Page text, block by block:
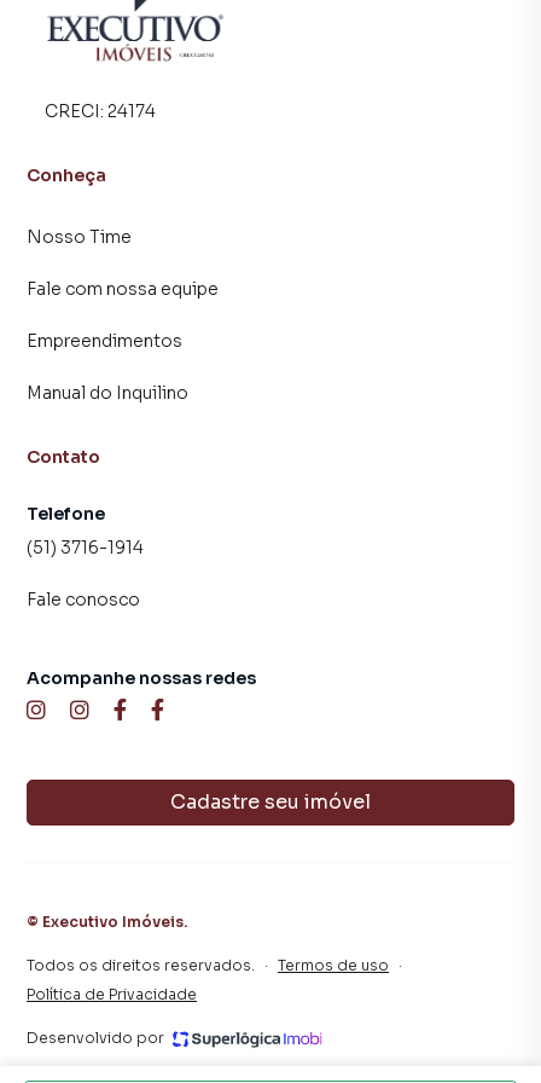
CRECI: 24174
Conheça
Nosso Time
Fale com nossa equipe
Empreendimentos
Manual do Inquilino
Contato
Telefone
(51) 3716-1914
Fale conosco
Cadastre seu imóvel
Acompanhe nossas redes
© Executivo Imóveis.
Todos os direitos reservados. · Termos de uso
·
Política de Privacidade
Desenvolvido por